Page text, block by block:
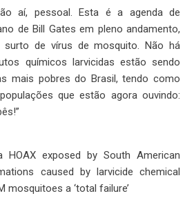
aí, pessoal. Esta é a agenda de
de Bill Gates em pleno andamento,
de vírus de mosquito. Não há
químicos larvicidas estão sendo
mais pobres do Brasil, tendo como
que estão agora ouvindo:
HOAX exposed by South American
caused by larvicide chemical
mosquitoes a ‘total failure’